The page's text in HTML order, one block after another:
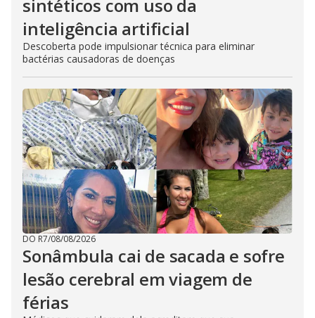
sintéticos com uso da
inteligência artificial
Descoberta pode impulsionar técnica para eliminar
bactérias causadoras de doenças
DO R7/08/08/2026
Sonâmbula cai de sacada e sofre
lesão cerebral em viagem de
férias